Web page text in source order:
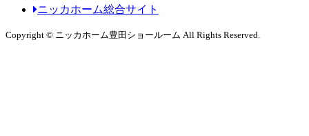
ニッカホーム総合サイト
Copyright © ニッカホーム豊田ショールーム All Rights Reserved.